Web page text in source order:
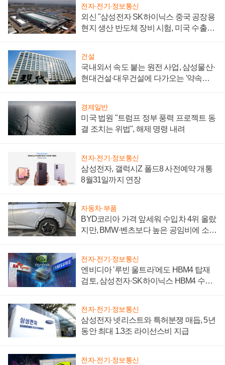
전자·전기·정보통신
외신 "삼성전자 SK하이닉스 중국 공장용
현지 생산 반도체 장비 시험, 미국 수출통
건설
국내외서 속도 붙는 원전 사업, 삼성물산·
현대건설·대우건설에 다가오는 '약속의
경제일반
미국 법원 "트럼프 정부 풍력 프로젝트 동
결 조치는 위법", 해제 명령 내려
전자·전기·정보통신
삼성전자, 갤럭시Z 폴드8 사전예약 개통
8월31일까지 연장
자동차·부품
BYD코리아 가격 앞세워 수입차 4위 올랐
지만, BMW·벤츠보다 높은 공임비에 소비
전자·전기·정보통신
엔비디아 '루빈 울트라'에도 HBM4 탑재
검토, 삼성전자·SK하이닉스 HBM4 수율
전자·전기·정보통신
삼성전자 넷리스트와 특허분쟁 매듭, 5년
동안 최대 1.3조 라이선스비 지급
전자·전기·정보통신